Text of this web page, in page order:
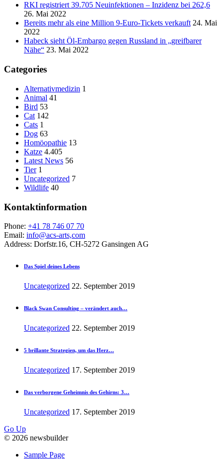
RKI registriert 39.705 Neuinfektionen – Inzidenz bei 262,6
26. Mai 2022
Bereits mehr als eine Million 9-Euro-Tickets verkauft 24. Mai
2022
Habeck sieht Öl-Embargo gegen Russland in „greifbarer
Nähe“ 23. Mai 2022
Categories
Alternativmedizin 1
Animal 41
Bird 53
Cat 142
Cats 1
Dog 63
Homöopathie 13
Katze 4.405
Latest News 56
Tier 1
Uncategorized 7
Wildlife 40
Kontaktinformation
Phone: +41 78 746 07 70
Email: info@acs-arts,com
Address: Dorfstr.16, CH-5272 Gansingen AG
Das Spiel deines Lebens
Uncategorized 22. September 2019
Black Swan Consulting – verändert auch…
Uncategorized 22. September 2019
5 brillante Strategien, um das Herz…
Uncategorized 17. September 2019
Das verborgene Geheimnis des Gehirns: 3…
Uncategorized 17. September 2019
Go Up
© 2026 newsbuilder
Sample Page